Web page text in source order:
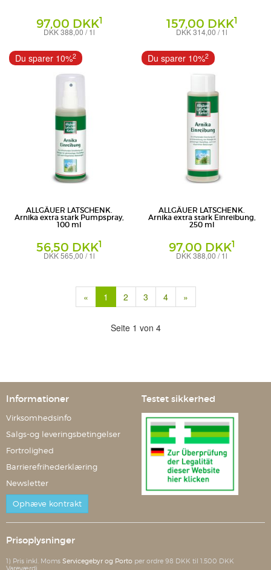
97,00 DKK1
DKK 388,00 / 1l
Dr. Theiss Naturwaren GmbH
157,00 DKK1
DKK 314,00 / 1l
Dr. Theiss Naturwaren GmbH
ALLGÄUER LATSCHENK.
Arnika extra stark Pumpspray,
100 ml
56,50 DKK1
DKK 565,00 / 1l
Du sparer 10%2
ALLGÄUER LATSCHENK.
Arnika extra stark Einreibung,
250 ml
97,00 DKK1
DKK 388,00 / 1l
Du sparer 10%2
« 1 (current)
2 3 4 »
Seite 1 von 4
Informationer
Virksomhedsinfo
Salgs-og leveringsbetingelser
Fortrolighed
Barrierefrihederklæring
Newsletter
Ophæve kontrakt
Testet sikkerhed
Prisoplysninger
1) Pris inkl. Moms Servicegebyr og Porto per ordre 98 DKK til 1.500 DKK
Vareværdi.